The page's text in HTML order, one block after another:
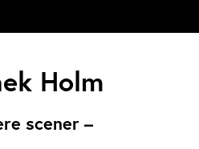
Holm
scener –